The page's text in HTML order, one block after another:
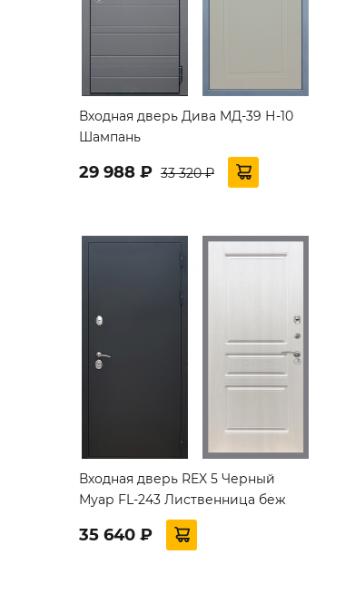
Входная дверь Дива МД-39 Н-10
Шампань
29 988 ₽ 33 320 ₽
Входная дверь REX 5 Черный
Муар FL-243 Лиственница беж
35 640 ₽